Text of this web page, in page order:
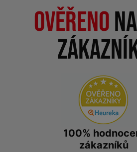
Ověřeno
100%
zákazníků